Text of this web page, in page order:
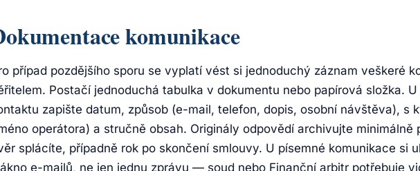
komunikace
případ pozdějšího sporu se vyplatí vést si jednoduchý záznam veškeré
Postačí jednoduchá tabulka v dokumentu nebo papírová složka. U
zapište datum, způsob (e-mail, telefon, dopis, osobní návštěva), s
operátora) a stručně obsah. Originály odpovědí archivujte minimálně
splácíte, případně rok po skončení smlouvy. U písemné komunikace si
e-mailů, ne jen jednu zprávu — soud nebo Finanční arbitr potřebuje